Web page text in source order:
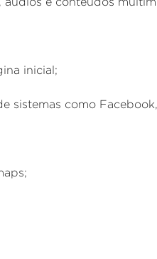
inicial;
sistemas como